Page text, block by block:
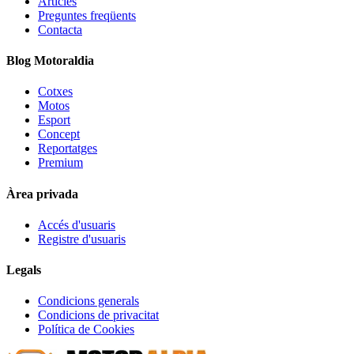
Preguntes freqüents
Contacta
Blog Motoraldia
Cotxes
Motos
Esport
Concept
Reportatges
Premium
Àrea privada
Accés d'usuaris
Registre d'usuaris
Legals
Condicions generals
Condicions de privacitat
Política de Cookies